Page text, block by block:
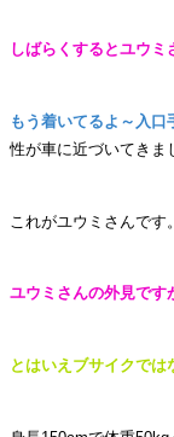
しばらくするとユウミ
もう着いてるよ～入口
性が車に近づいてきま
これがユウミさんです。
ユウミさんの外見です
とはいえブサイクでは